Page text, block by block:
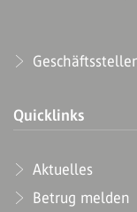
Quicklinks
Aktuelles
Betrug melden